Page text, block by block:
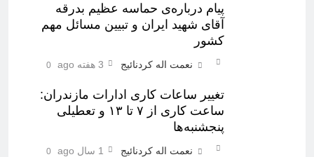
پیام درباره‌ی حماسه عظیم بدرقه
آقای شهید ایران و تبیین مسائل مهم
کشور
نعمت اله کردنائیج 3 هفته ago 0
تغییر ساعات کاری ادارات مازندران:
ساعت کاری از ۷ تا ۱۳ و تعطیلی
پنجشنبه‌ها
نعمت اله کردنائیج 1 سال ago 0